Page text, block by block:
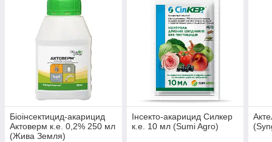
Біоінсектицид-акарицид
Актоверм к.е. 0,2% 250 мл
(Жива Земля)
Інсекто-акарицид Силкер
к.е. 10 мл (Sumi Agro)